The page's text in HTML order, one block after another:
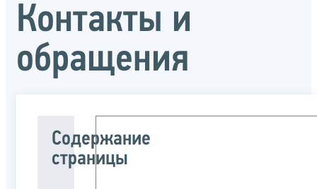
Контакты и
обращения
Содержание
страницы